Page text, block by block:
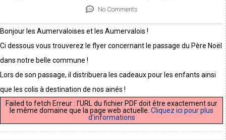
No Comments
Bonjour les Aumervaloises et les Aumervalois !
Ci dessous vous trouverez le flyer concernant le passage du Père Noël
dans notre belle commune !
Lors de son passage, il distribuera les cadeaux pour les enfants ainsi
que les colis à destination de nos ainés !
Failed to fetch Erreur : l’URL du fichier PDF doit être exactement sur
le même domaine que la page web actuelle. Cliquez ici pour plus
d’informations